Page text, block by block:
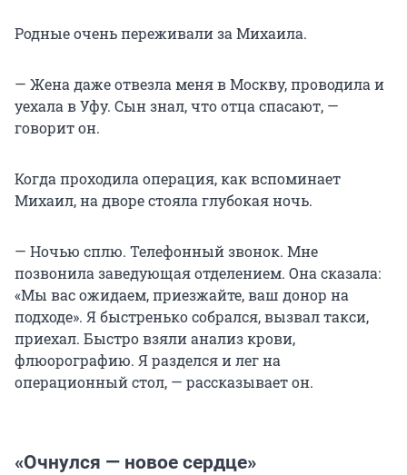
Родные очень переживали за Михаила.
— Жена даже отвезла меня в Москву, проводила и
уехала в Уфу. Сын знал, что отца спасают, —
говорит он.
Когда проходила операция, как вспоминает
Михаил, на дворе стояла глубокая ночь.
— Ночью сплю. Телефонный звонок. Мне
позвонила заведующая отделением. Она сказала:
«Мы вас ожидаем, приезжайте, ваш донор на
подходе». Я быстренько собрался, вызвал такси,
приехал. Быстро взяли анализ крови,
флюорографию. Я разделся и лег на
операционный стол, — рассказывает он.
«Очнулся — новое сердце»